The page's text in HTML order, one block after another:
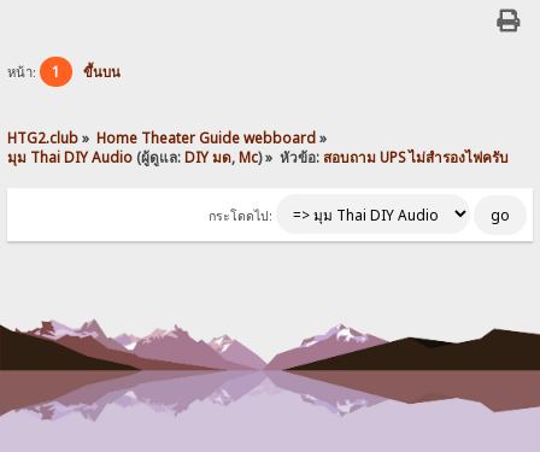
หน้า: 1 ขึ้นบน
HTG2.club» Home Theater Guide webboard»
มุม Thai DIY Audio (ผู้ดูแล:DIY มด,Mc) » หัวข้อ: สอบถาม UPS ไม่สำรองไฟครับ
กระโดดไป: